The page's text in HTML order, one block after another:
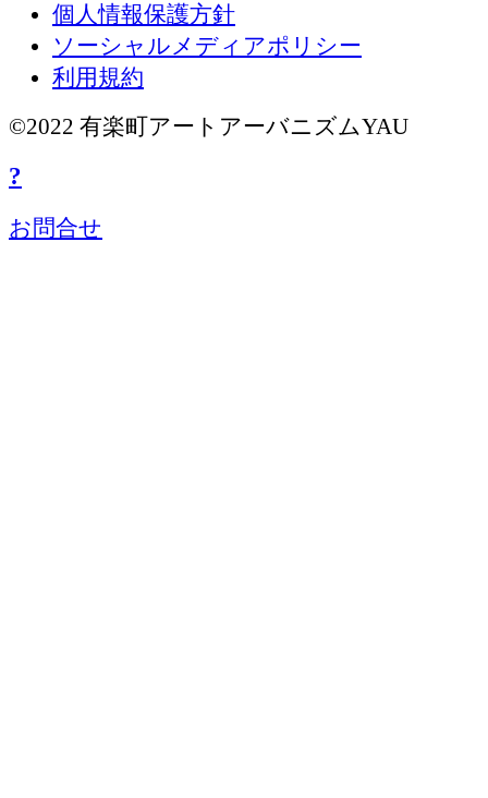
個人情報保護方針
ソーシャルメディアポリシー
利用規約
©2022 有楽町アートアーバニズムYAU
?
お問合せ